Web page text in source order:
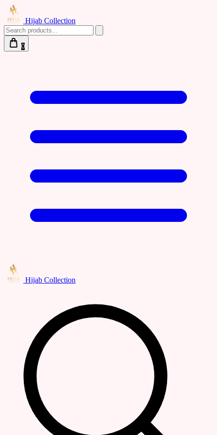
Hijab Collection
0
Hijab Collection